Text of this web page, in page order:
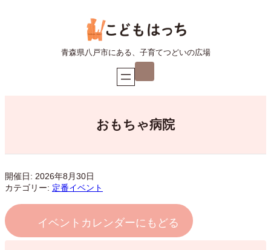
青森県八戸市にある、子育てつどいの広場
ア
コ
ン
おもちゃ病院
開催日: 2026年8月30日
カテゴリー: 定番イベント
イベントカレンダーにもどる